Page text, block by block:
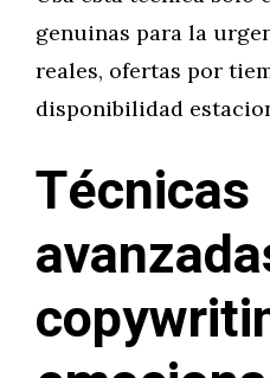
genuinas para la
reales, ofertas por
disponibilidad
Técnicas